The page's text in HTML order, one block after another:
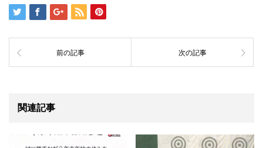
前の記事 次の記事
関連記事